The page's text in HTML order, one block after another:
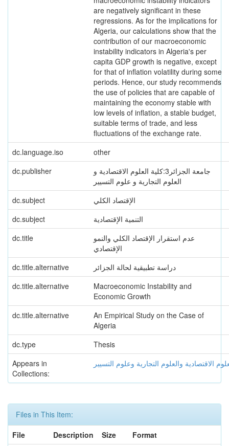
are negatively significant in these
regressions. As for the implications for
Algeria, our calculations show that the
contribution of our macroeconomic
instability indicators in Algeria's per
capita GDP growth is negative, except
for that of inflation volatility during some
periods. Hence, our study recommends
the use of policies that are capable of
maintaining the economy stable with
low levels of inflation, a stable budget,
suitable terms of trade, and less
fluctuations of the exchange rate.
dc.language.iso
other
dc.publisher
جامعة الجزائر3:كلية العلوم الاقتصادية و
العلوم التجارية و علوم التسيير
dc.subject
الإقتصاد الكلي
dc.subject
التنمية الإقتصادية
dc.title
عدم استقرار الإقتصاد الكلي والنمو
الإقتصادي
dc.title.alternative
دراسة تطبيقية لحالة الجزائر
dc.title.alternative
Macroeconomic Instability and
Economic Growth
dc.title.alternative
An Empirical Study on the Case of
Algeria
dc.type
Thesis
Appears in
Collections:
الاقتصادية والعلوم التجارية وعلوم التسيير
Files in This Item:
File
Description Size
Format